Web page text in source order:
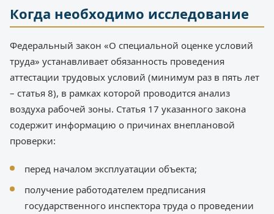
Когда необходимо исследование
Федеральный закон «О специальной оценке условий
труда» устанавливает обязанность проведения
аттестации трудовых условий (минимум раз в пять лет
– статья 8), в рамках которой проводится анализ
воздуха рабочей зоны. Статья 17 указанного закона
содержит информацию о причинах внеплановой
проверки:
перед началом эксплуатации объекта;
получение работодателем предписания
государственного инспектора труда о проведении